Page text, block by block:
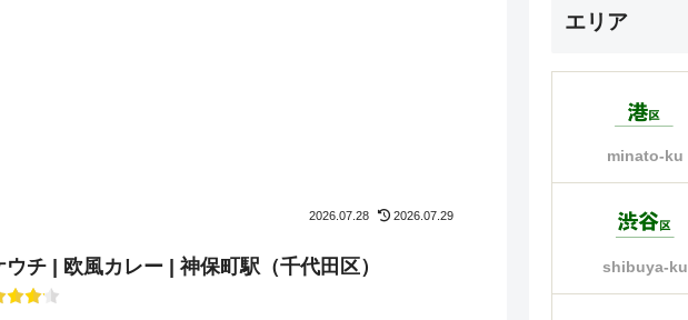
2026.07.28 2026.07.29
ウチ | 欧風カレー | 神保町駅（千代田区）
エリア
minato-ku
shibuya-ku